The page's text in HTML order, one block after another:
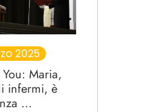
2025
Maria,
infermi, è
...